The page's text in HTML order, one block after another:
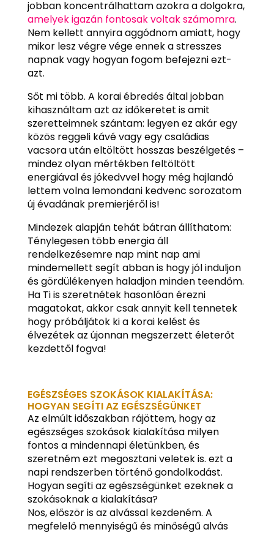
jobban koncentrálhattam azokra a dolgokra,
amelyek igazán fontosak voltak számomra.
Nem kellett annyira aggódnom amiatt, hogy
mikor lesz végre vége ennek a stresszes
napnak vagy hogyan fogom befejezni ezt-
azt.
Sőt mi több. A korai ébredés által jobban
kihasználtam azt az időkeretet is amit
szeretteimnek szántam: legyen ez akár egy
közös reggeli kávé vagy egy családias
vacsora után eltöltött hosszas beszélgetés –
mindez olyan mértékben feltöltött
energiával és jókedvvel hogy még hajlandó
lettem volna lemondani kedvenc sorozatom
új évadának premierjéről is!
Mindezek alapján tehát bátran állíthatom:
Ténylegesen több energia áll
rendelkezésemre nap mint nap ami
mindemellett segít abban is hogy jól induljon
és gördülékenyen haladjon minden teendőm.
Ha Ti is szeretnétek hasonlóan érezni
magatokat, akkor csak annyit kell tennetek
hogy próbáljátok ki a korai kelést és
élvezétek az újonnan megszerzett életerőt
kezdettől fogva!
EGÉSZSÉGES SZOKÁSOK KIALAKÍTÁSA:
HOGYAN SEGÍTI AZ EGÉSZSÉGÜNKET
Az elmúlt időszakban rájöttem, hogy az
egészséges szokások kialakítása milyen
fontos a mindennapi életünkben, és
szeretném ezt megosztani veletek is. ezt a
napi rendszerben történő gondolkodást.
Hogyan segíti az egészségünket ezeknek a
szokásoknak a kialakítása?
Nos, először is az alvással kezdeném. A
megfelelő mennyiségű és minőségű alvás